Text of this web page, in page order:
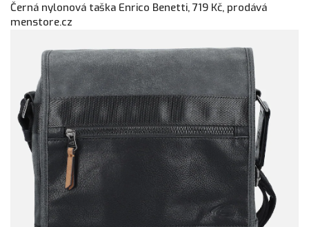
Černá nylonová taška Enrico Benetti, 719 Kč, prodává
menstore.cz